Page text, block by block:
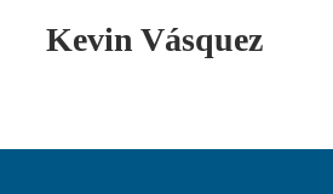
Kevin Vásquez